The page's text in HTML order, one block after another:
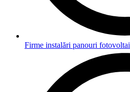
Firme instalări panouri